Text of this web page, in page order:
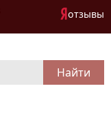
отзывы